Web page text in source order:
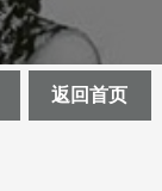
返回首页